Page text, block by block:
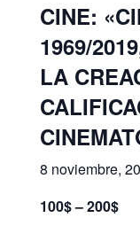
CINE:
1969/
LA
8 noviembre,
100$ – 200$